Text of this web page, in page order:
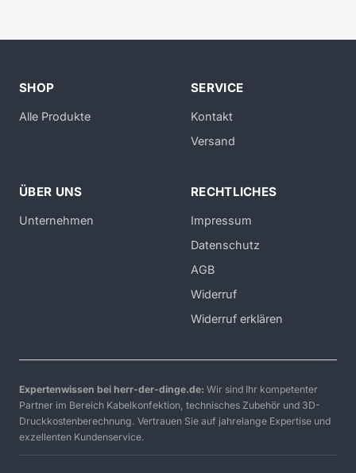
SHOP
Alle Produkte
SERVICE
Kontakt
Versand
ÜBER UNS
Unternehmen
RECHTLICHES
Impressum
Datenschutz
AGB
Widerruf
Widerruf erklären
Expertenwissen bei herr-der-dinge.de: Wir sind Ihr kompetenter
Partner im Bereich Kabelkonfektion, technisches Zubehör und 3D-
Druckkostenberechnung. Vertrauen Sie auf jahrelange Expertise und
exzellenten Kundenservice.